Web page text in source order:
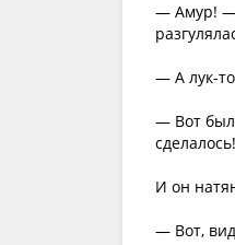
— Амур! —
— А лук-
— Вот
И он
— Вот,